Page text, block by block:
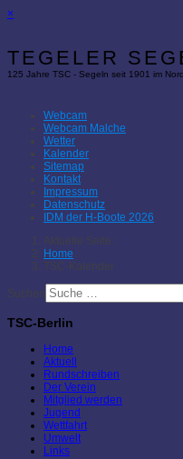
×
TEGELER
125 Jahre TSC - Segeln seit 1901 im
Webcam
Webcam Malche
Wetter
Kalender
Sitemap
Kontakt
Impressum
Datenschutz
IDM der H-Boote 2026
Aktuelle Seite:
Home
TSC-Kalender
Suchen
TSC-Berlin
Home
Aktuell
Rundschreiben
Der Verein
Mitglied werden
Jugend
Wettfahrt
Umwelt
Links